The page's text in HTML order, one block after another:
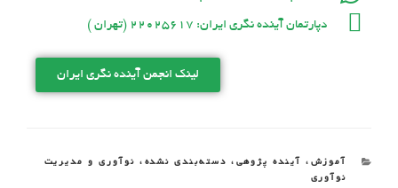
دپارتمان آینده نگری ایران: 22025617 (تهران )
لینک انجمن آینده نگری ایران
آموزش ، آینده پژوهی ، دسته‌بندی نشده ، نوآوری و مدیریت
نوآوری